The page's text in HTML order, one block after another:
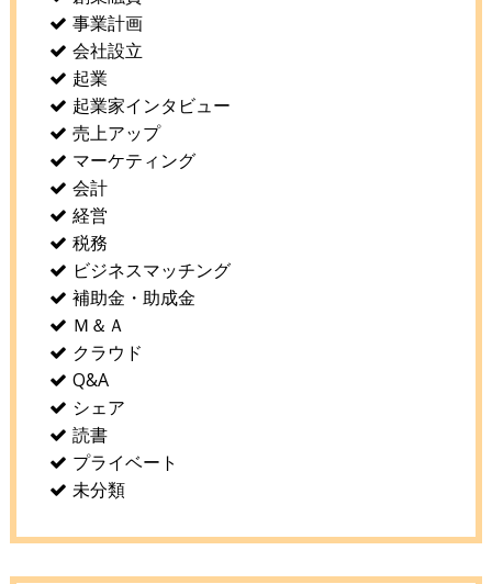
事業計画
会社設立
起業
起業家インタビュー
売上アップ
マーケティング
会計
経営
税務
ビジネスマッチング
補助金・助成金
Ｍ＆Ａ
クラウド
Q&A
シェア
読書
プライベート
未分類